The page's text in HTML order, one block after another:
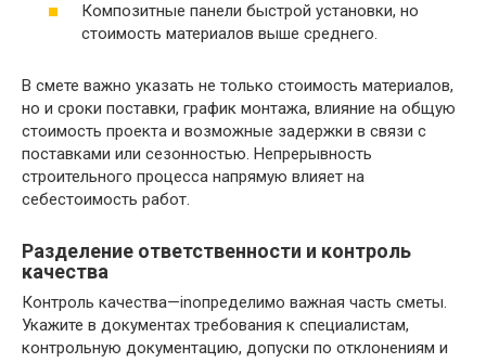
Композитные панели быстрой установки, но
стоимость материалов выше среднего.
В смете важно указать не только стоимость материалов,
но и сроки поставки, график монтажа, влияние на общую
стоимость проекта и возможные задержки в связи с
поставками или сезонностью. Непрерывность
строительного процесса напрямую влияет на
себестоимость работ.
Разделение ответственности и контроль
качества
Контроль качества—inопределимо важная часть сметы.
Укажите в документах требования к специалистам,
контрольную документацию, допуски по отклонениям и